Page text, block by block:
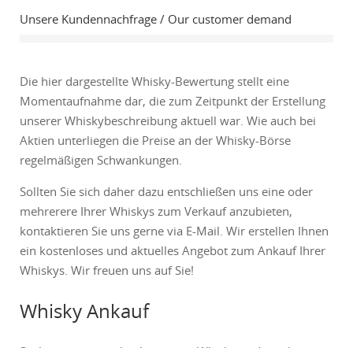
Unsere Kundennachfrage / Our customer demand
Die hier dargestellte Whisky-Bewertung stellt eine
Momentaufnahme dar, die zum Zeitpunkt der Erstellung
unserer Whiskybeschreibung aktuell war. Wie auch bei
Aktien unterliegen die Preise an der Whisky-Börse
regelmäßigen Schwankungen.
Sollten Sie sich daher dazu entschließen uns eine oder
mehrerere Ihrer Whiskys zum Verkauf anzubieten,
kontaktieren Sie uns gerne via E-Mail. Wir erstellen Ihnen
ein kostenloses und aktuelles Angebot zum Ankauf Ihrer
Whiskys. Wir freuen uns auf Sie!
Whisky Ankauf